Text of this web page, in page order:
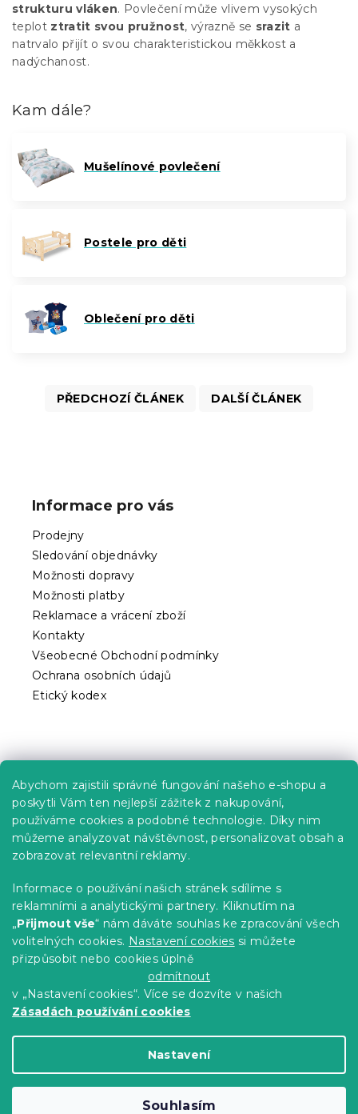
Abychom zajistili správné fungování našeho e-shopu a
poskytli Vám ten nejlepší zážitek z nakupování,
používáme cookies a podobné technologie. Díky nim
můžeme analyzovat návštěvnost, personalizovat obsah a
zobrazovat relevantní reklamy.
Informace o používání našich stránek sdílíme s
reklamními a analytickými partnery. Kliknutím na
„Přijmout vše“ nám dáváte souhlas ke zpracování všech
volitelných cookies. Nastavení cookies si můžete
přizpůsobit nebo cookies úplně
odmítnout
v „Nastavení cookies“. Více se dozvíte v našich
Zásadách používání cookies
Nastavení
Souhlasím
strukturu vláken. Povlečení může vlivem vysokých
teplot ztratit svou pružnost, výrazně se srazit a
natrvalo přijít o svou charakteristickou měkkost a
nadýchanost.
Kam dále?
Mušelínové povlečení
Postele pro děti
Oblečení pro děti
PŘEDCHOZÍ ČLÁNEK DALŠÍ ČLÁNEK
Informace pro vás
Prodejny
Sledování objednávky
Možnosti dopravy
Možnosti platby
Reklamace a vrácení zboží
Kontakty
Všeobecné Obchodní podmínky
Ochrana osobních údajů
Etický kodex
Kariéra
Poptávky a B2B spolupráce
Proč se u nás registrovat?
Věrnostní program - Sleva až 10 %
Návody
Tabulky velikostí
Blog
Copyright 2026Výprodej povlečení. Všechna
práva vyhrazena.Upravit nastavení cookies